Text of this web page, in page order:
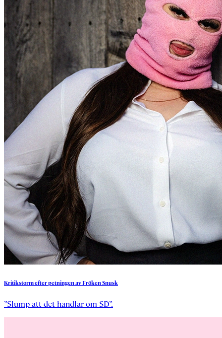
KritikstormefterpetningenavFrökenSnusk
”Slump att det handlar om SD”.